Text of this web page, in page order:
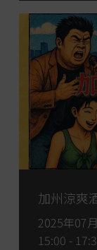
加州涼爽
2025年07
15:00 -